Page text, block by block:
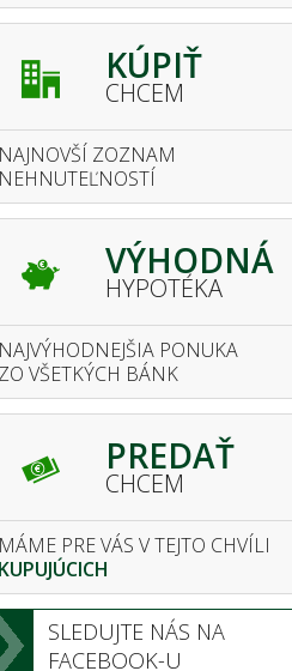
KÚPIŤ
CHCEM
NAJNOVŠÍ ZOZNAM
NEHNUTEĽNOSTÍ
VÝHODNÁ
HYPOTÉKA
NAJVÝHODNEJŠIA PONUKA
ZO VŠETKÝCH BÁNK
PREDAŤ
CHCEM
MÁME PRE VÁS V TEJTO CHVÍLI
KUPUJÚCICH
SLEDUJTE NÁS NA
FACEBOOK-U